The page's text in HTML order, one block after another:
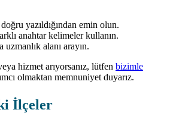
yazıldığından emin olun.
anahtar kelimeler kullanın.
alanı arayın.
hizmet arıyorsanız, lütfen bizimle
olmaktan memnuniyet duyarız.
İlçeler